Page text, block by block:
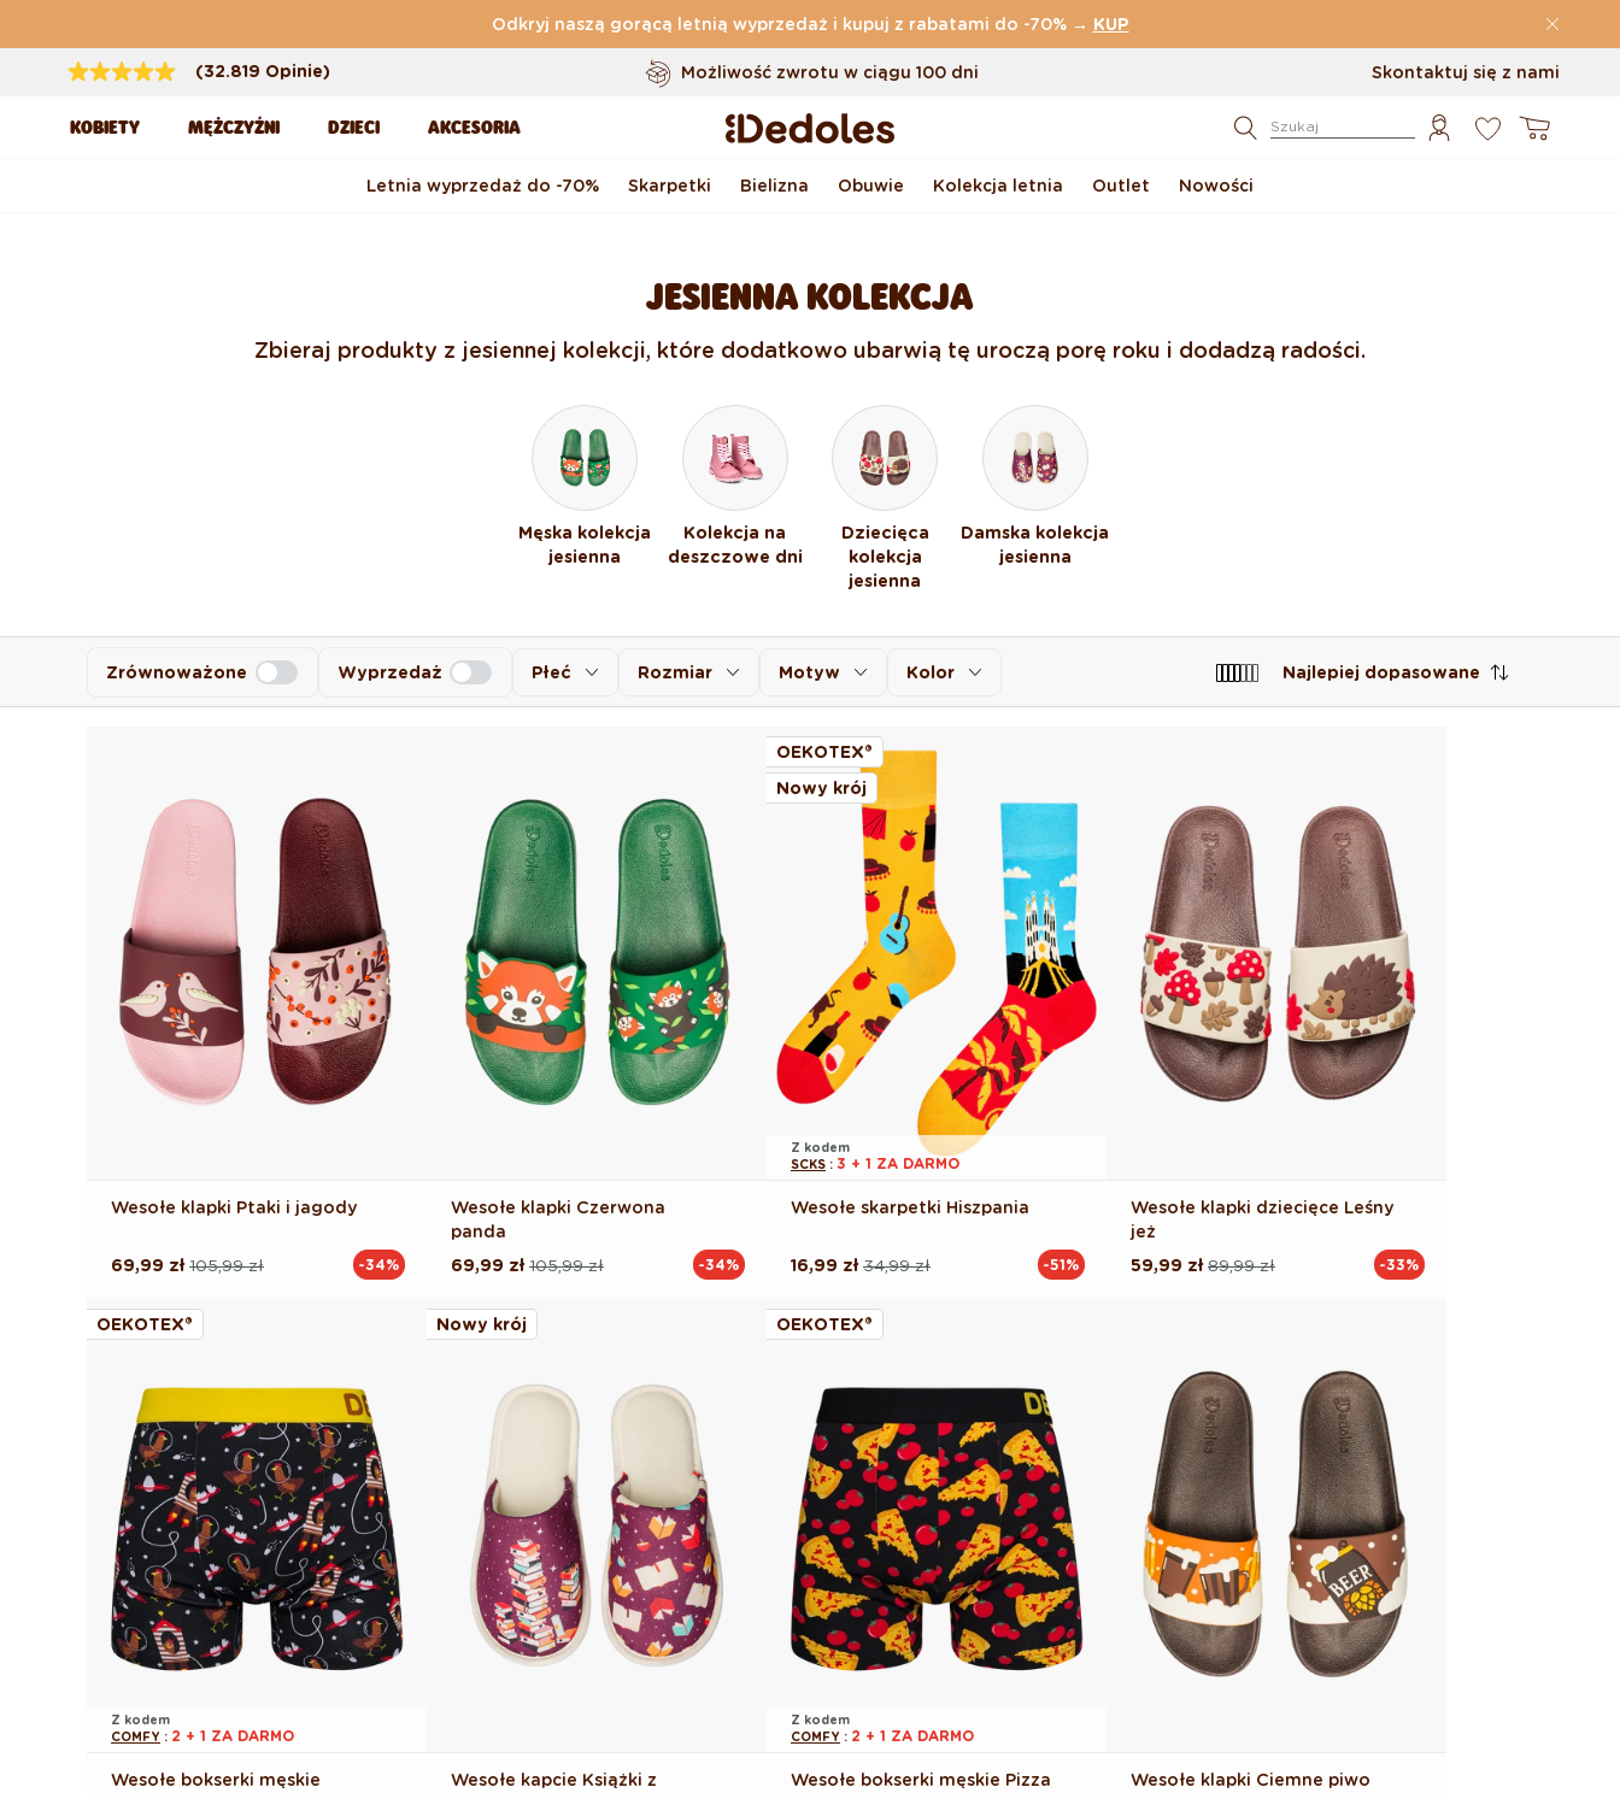
Odkryj naszą gorącą letnią wyprzedaż i kupuj z rabatami do -70% → KUP
(32.819 Opinie)
Darmowa dostawa zamówień o wartości powyżej169 zł
Możliwość zwrotu w ciągu 100 dni
Oryginalne wzornictwo stworzone przez nas
Skontaktuj się z nami
KOBIETY MĘŻCZYŹNI DZIECI AKCESORIA Szukaj Koszyk
Letnia wyprzedaż do -70% Skarpetki Bielizna Obuwie Kolekcja letnia Outlet Nowości
JESIENNA KOLEKCJA
Zbieraj produkty z jesiennej kolekcji, które dodatkowo ubarwią tę uroczą porę roku i dodadzą radości.
Męska kolekcja
jesienna
Kolekcja na
deszczowe dni
Dziecięca
kolekcja
jesienna
Damska kolekcja
jesienna
Płeć Rozmiar Motyw Kolor
Zrównoważone Wyprzedaż Najlepiej dopasowane
Wesołe klapki Ptaki i jagody
Cena
105,99 zł
Cena
69,99 zł -34%
Wesołe klapki Czerwona
panda
Cena
105,99 zł
Cena
69,99 zł -34%
OEKOTEX®
Nowy krój
Z kodem
SCKS : 3 + 1 ZA DARMO
Wesołe skarpetki Hiszpania
Cena
34,99 zł
Cena
16,99 zł -51%
Wesołe klapki dziecięce Leśny
jeż
Cena
89,99 zł
Cena
59,99 zł -33%
OEKOTEX®
Z kodem
COMFY : 2 + 1 ZA DARMO
Wesołe bokserki męskie
Nowy krój
Wesołe kapcie Książki z
OEKOTEX®
Z kodem
COMFY : 2 + 1 ZA DARMO
Wesołe bokserki męskie Pizza
Wesołe klapki Ciemne piwo